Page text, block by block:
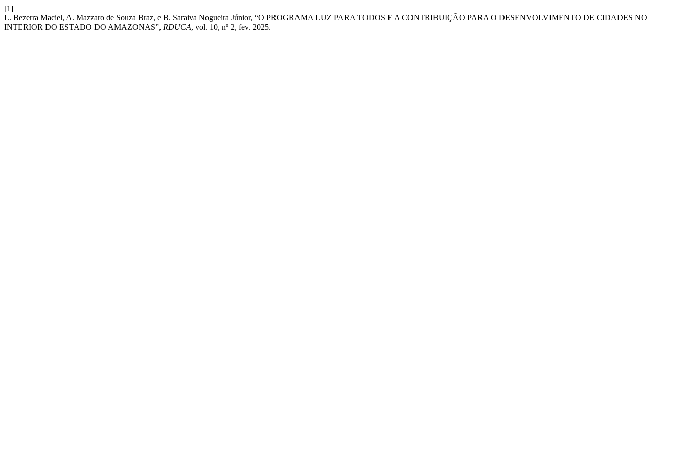
[1]
L. Bezerra Maciel, A. Mazzaro de Souza Braz, e B. Saraiva Nogueira Júnior, “O PROGRAMA LUZ PARA TODOS E A CONTRIBUIÇÃO PARA O DESENVOLVIMENTO DE CIDADES NO
INTERIOR DO ESTADO DO AMAZONAS”, RDUCA, vol. 10, nº 2, fev. 2025.